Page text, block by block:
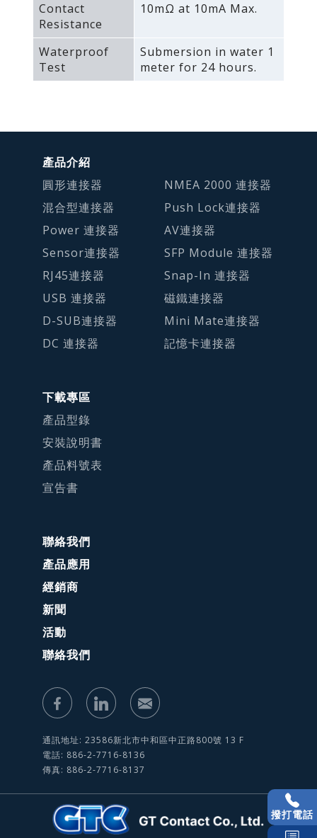
Contact
Resistance
10mΩ at 10mA Max.
Waterproof
Test
Submersion in water 1
meter for 24 hours.
產品介紹
圓形連接器
混合型連接器
Power 連接器
Sensor連接器
RJ45連接器
USB 連接器
D-SUB連接器
DC 連接器
NMEA 2000 連接器
Push Lock連接器
AV連接器
SFP Module 連接器
Snap-In 連接器
磁鐵連接器
Mini Mate連接器
記憶卡連接器
下載專區
產品型錄
安裝說明書
產品料號表
宣告書
聯絡我們
產品應用
經銷商
新聞
活動
聯絡我們
通訊地址: 23586新北市中和區中正路800號 13 F
電話: 886-2-7716-8136
傳真: 886-2-7716-8137
撥打電話